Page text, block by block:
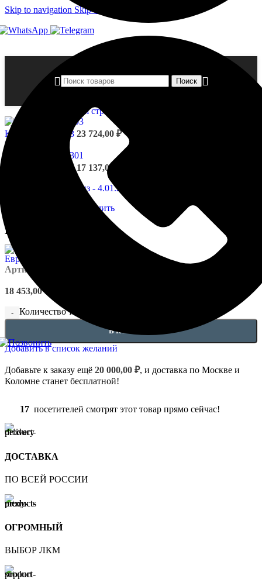
Skip to navigation Skip to main content
Поиск
Главная страница
Карниз - 4.01.103 23 724,00 ₽
Назад к товарам
Карниз - 4.01.30117 137,00
Нажмите, чтобы увеличить
Карниз — 4.01.201
Артикул:
18 453,00₽
Количество товара Карниз - 4.01.201
В КОРЗИНУ
Добавить в список желаний
Добавьте к заказу ещё 20 000,00 ₽, и доставка по Москве и
Коломне станет бесплатной!
17 посетителей смотрят этот товар прямо сейчас!
ДОСТАВКА
ПО ВСЕЙ РОССИИ
ОГРОМНЫЙ
ВЫБОР ЛКМ